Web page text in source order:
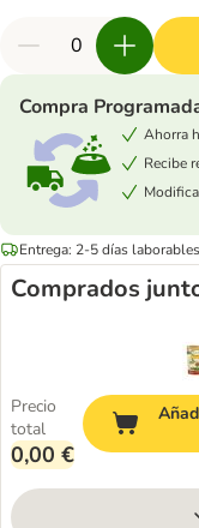
Compra
Ahorra
Recibe
Entrega: 2-5 días laborables
Comprados
Precio
total
0,00 €